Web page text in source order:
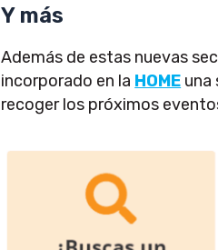
Y más
Además de estas nuevas
incorporado en la HOME una
recoger los próximos